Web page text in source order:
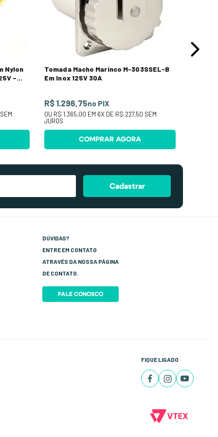
Nylon
–
SEM
Tomada Macho Marinco M-303SSEL-B
Em Inox 125V 30A
R$ 1.296,75no PIX
OU R$ 1.365,00 EM 6X DE R$ 227,50 SEM
JUROS
COMPRAR AGORA
Cadastrar
DÚVIDAS?
ENTRE EM CONTATO
ATRAVÉS DA NOSSA PÁGINA
DE CONTATO.
FALE CONOSCO
FIQUE LIGADO